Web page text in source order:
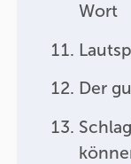
Wort
Der